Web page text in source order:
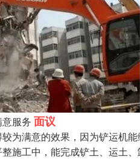
服务 面议
为满意的效果，因为铲运机
施工中，能完成铲土、运土